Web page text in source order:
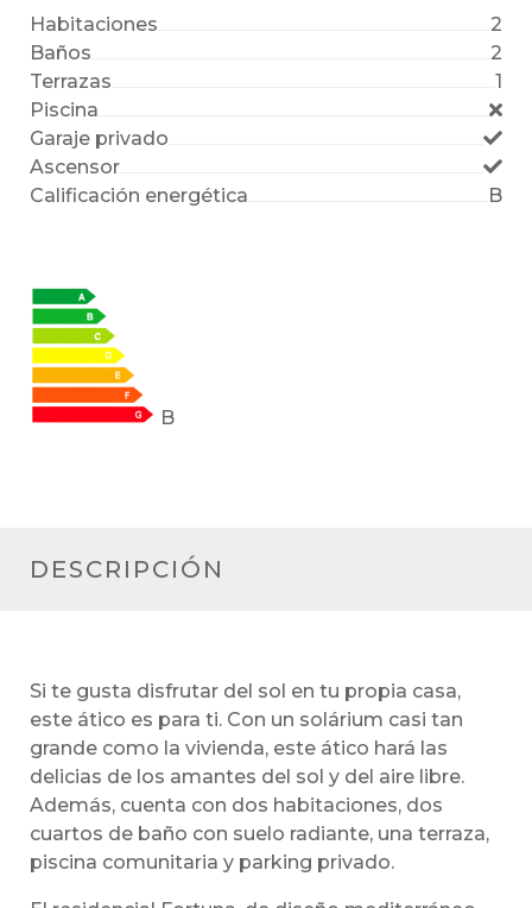
Habitaciones
2
Baños
2
Terrazas
1
Piscina
Garaje privado
Ascensor
Calificación energética
B
B
DESCRIPCIÓN
Si te gusta disfrutar del sol en tu propia casa,
este ático es para ti. Con un solárium casi tan
grande como la vivienda, este ático hará las
delicias de los amantes del sol y del aire libre.
Además, cuenta con dos habitaciones, dos
cuartos de baño con suelo radiante, una terraza,
piscina comunitaria y parking privado.